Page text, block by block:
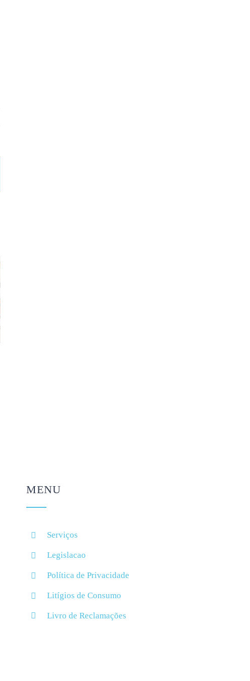
MENU
Serviços
Legislacao
Política de Privacidade
Litígios de Consumo
Livro de Reclamações